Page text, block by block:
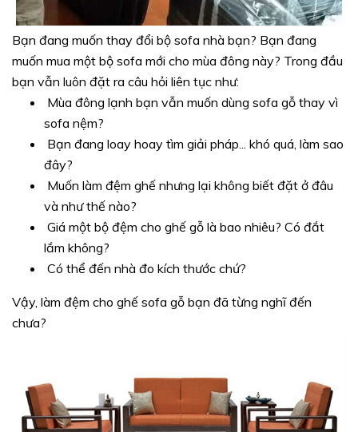
Bạn đang muốn thay đổi bộ sofa nhà bạn? Bạn đang
muốn mua một bộ sofa mới cho mùa đông này? Trong đầu
bạn vẫn luôn đặt ra câu hỏi liên tục như:
Mùa đông lạnh bạn vẫn muốn dùng sofa gỗ thay vì
sofa nệm?
Bạn đang loay hoay tìm giải pháp... khó quá, làm sao
đây?
Muốn làm đệm ghế nhưng lại không biết đặt ở đâu
và như thế nào?
Giá một bộ đệm cho ghế gỗ là bao nhiêu? Có đắt
lắm không?
Có thể đến nhà đo kích thước chứ?
Vậy, làm đệm cho ghế sofa gỗ bạn đã từng nghĩ đến
chưa?